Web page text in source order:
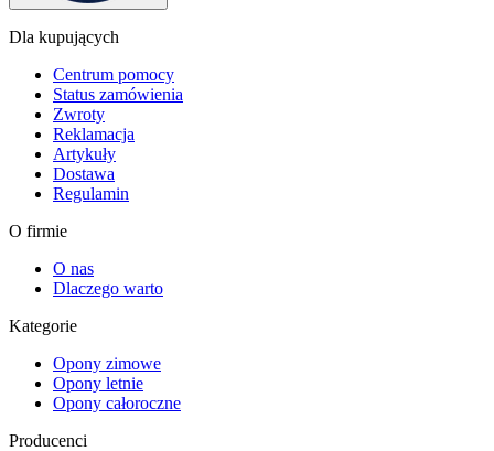
Dla kupujących
Centrum pomocy
Status zamówienia
Zwroty
Reklamacja
Artykuły
Dostawa
Regulamin
O firmie
O nas
Dlaczego warto
Kategorie
Opony zimowe
Opony letnie
Opony całoroczne
Producenci